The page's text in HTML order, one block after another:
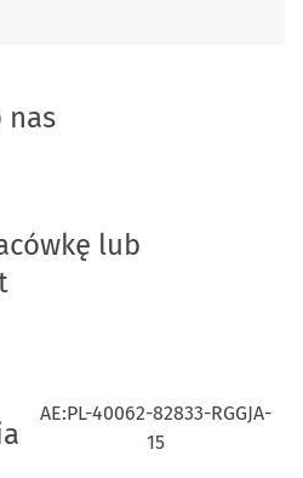
nas
lub
AE:PL-40062-82833-RGGJA-
15